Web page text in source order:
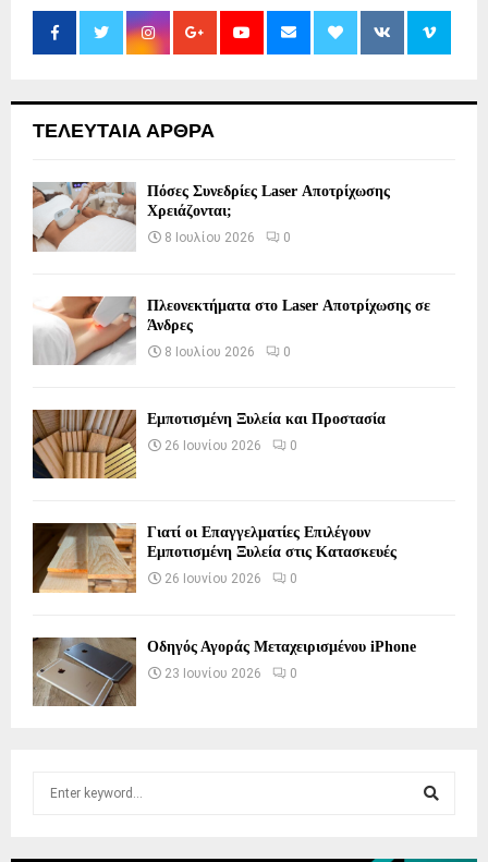
ΤΕΛΕΥΤΑΙΑ ΑΡΘΡΑ
Πόσες Συνεδρίες Laser Αποτρίχωσης
Χρειάζονται;
8 Ιουλίου 2026 0
Πλεονεκτήματα στο Laser Αποτρίχωσης σε
Άνδρες
8 Ιουλίου 2026 0
Εμποτισμένη Ξυλεία και Προστασία
26 Ιουνίου 2026 0
Γιατί οι Επαγγελματίες Επιλέγουν
Εμποτισμένη Ξυλεία στις Κατασκευές
26 Ιουνίου 2026 0
Οδηγός Αγοράς Μεταχειρισμένου iPhone
23 Ιουνίου 2026 0